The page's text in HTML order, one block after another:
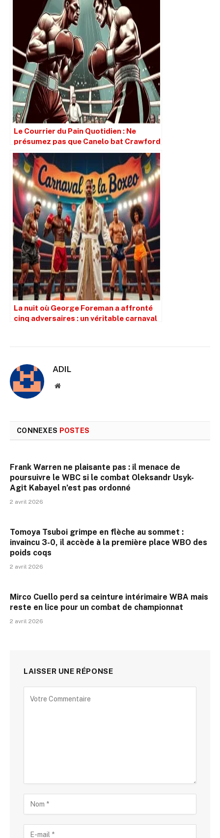
Le Courrier du Pain Quotidien : Ne
présumez pas que Canelo bat Crawford
simplement parce qu’il est plus grand.
La nuit où George Foreman a affronté
cinq adversaires : un véritable carnaval
ADIL
Site
CONNEXES POSTES
Frank Warren ne plaisante pas : il menace de
poursuivre le WBC si le combat Oleksandr Usyk-
Agit Kabayel n’est pas ordonné
2 avril 2026
Tomoya Tsuboi grimpe en flèche au sommet :
invaincu 3-0, il accède à la première place WBO des
poids coqs
2 avril 2026
Mirco Cuello perd sa ceinture intérimaire WBA mais
reste en lice pour un combat de championnat
2 avril 2026
LAISSER UNE RÉPONSE